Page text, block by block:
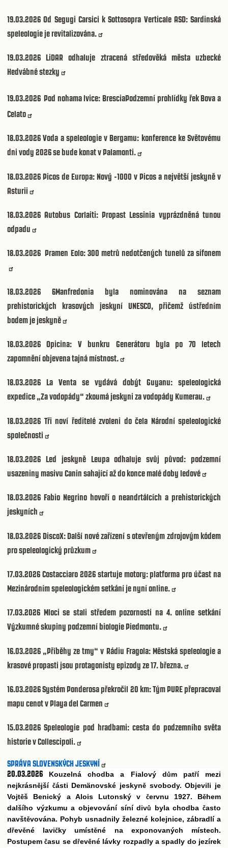
19.03.2026Od Segugi Carsici k Sottosopra Verticale ASD: Sardinská
speleologie je revitalizována.
19.03.2026LiDAR odhaluje ztracená středověká města uzbecké
Hedvábné stezky
19.03.2026 Pod nohama lvice: BresciaPodzemní prohlídky řek Bova a
Celato
18.03.2026Voda a speleologie v Bergamu: konference ke Světovému
dni vody 2026 se bude konat v Palamonti.
18.03.2026 Picos de Europa: Nový -1000 v Picos a největší jeskyně v
Asturii
18.03.2026Autobus Corlaiti: Propast Lessinia vyprázdněná tunou
odpadu
18.03.2026Pramen Eolo: 300 metrů nedotčených tunelů za sifonem
18.03.2026 6Manfredonia byla nominována na seznam
prehistorických krasových jeskyní UNESCO, přičemž ústředním
bodem je jeskyně
18.03.2026Opicina: V bunkru Generátoru byla po 70 letech
zapomnění objevena tajná místnost.
18.03.2026 La Venta se vydává dobýt Guyanu: speleologická
expedice „Za vodopády“ zkoumá jeskyni za vodopády Kumerau.
18.03.2026 Tři noví ředitelé zvoleni do čela Národní speleologické
společnosti
18.03.2026 Led jeskyně Leupa odhaluje svůj původ: podzemní
usazeniny masivu Canin sahající až do konce malé doby ledové
18.03.2026 Fabio Negrino hovoří o neandrtálcích a prehistorických
jeskyních
18.03.2026 DiscoX: Další nové zařízení s otevřeným zdrojovým kódem
pro speleologický průzkum
17.03.2026 Costacciaro 2026 startuje motory: platforma pro účast na
Mezinárodním speleologickém setkání je nyní online.
17.03.2026 Mloci se stali středem pozornosti na 4. online setkání
Výzkumné skupiny podzemní biologie Piedmontu.
16.03.2026„Příběhy ze tmy“ v Rádiu Fragola: Městská speleologie a
krasové propasti jsou protagonisty epizody ze 17. března.
16.03.2026Systém Ponderosa překročil 20 km: Tým PURE přepracoval
mapu cenot v Playa del Carmen
15.03.2026Speleologie pod hradbami: cesta do podzemního světa
historie v Collescipoli.
SPRÁVA SLOVENSKÝCH JESKYNÍ
20.03.2026 Kouzelná chodba a Fialový dům patří mezi
nejkrásnější části Demänovské jeskyně svobody. Objevili je
Vojtěš Benický a Alois Lutonský v červnu 1927. Během
dalšího výzkumu a objevování síní divů byla chodba často
navštěvována. Pohyb usnadnily železné kolejnice, zábradlí a
dřevěné lavičky umístěné na exponovaných místech.
Postupemčasu se dřevěné lávky rozpadly a spadly do jezírek